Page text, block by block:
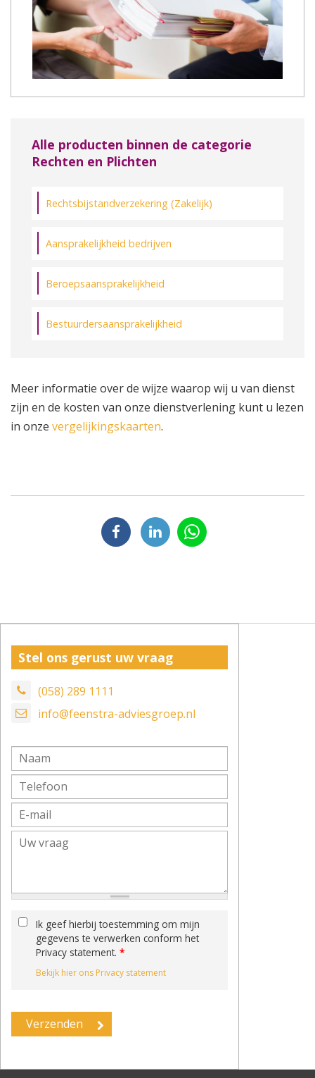
Alle producten binnen de categorie
Rechten en Plichten
Rechtsbijstandverzekering (Zakelijk)
Aansprakelijkheid bedrijven
Beroepsaansprakelijkheid
Bestuurdersaansprakelijkheid
Meer informatie over de wijze waarop wij u van dienst
zijn en de kosten van onze dienstverlening kunt u lezen
in onze vergelijkingskaarten.
Stel ons gerust uw vraag
(058) 289 1111
info@feenstra-adviesgroep.nl
Ik geef hierbij toestemming om mijn
gegevens te verwerken conform het
Privacy statement. *
Bekijk hier ons Privacy statement